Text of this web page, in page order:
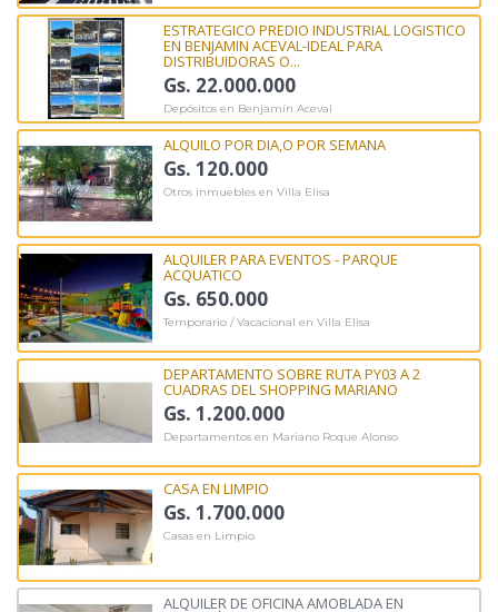
ESTRATEGICO PREDIO INDUSTRIAL LOGISTICO
EN BENJAMIN ACEVAL-IDEAL PARA
DISTRIBUIDORAS O...
Gs. 22.000.000
Depósitos en Benjamín Aceval
ALQUILO POR DIA,O POR SEMANA
Gs. 120.000
Otros inmuebles en Villa Elisa
ALQUILER PARA EVENTOS - PARQUE
ACQUATICO
Gs. 650.000
Temporario / Vacacional en Villa Elisa
DEPARTAMENTO SOBRE RUTA PY03 A 2
CUADRAS DEL SHOPPING MARIANO
Gs. 1.200.000
Departamentos en Mariano Roque Alonso
CASA EN LIMPIO
Gs. 1.700.000
Casas en Limpio
ALQUILER DE OFICINA AMOBLADA EN